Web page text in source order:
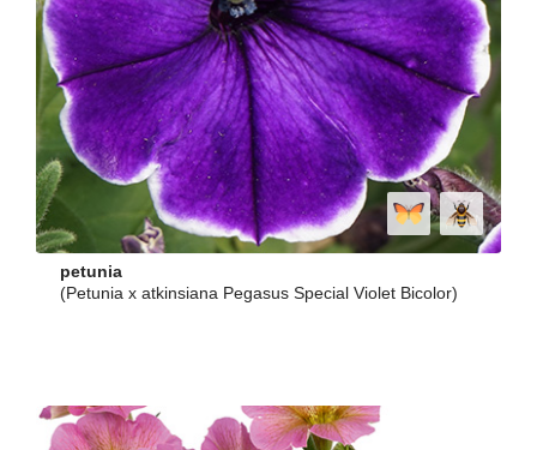
petunia
(Petunia x atkinsiana Pegasus Special Violet Bicolor)